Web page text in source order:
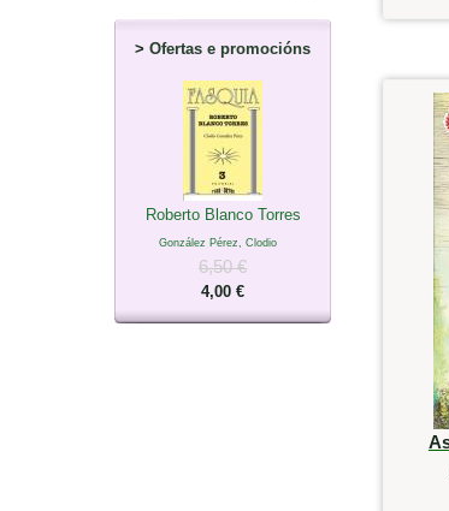
> Ofertas e promocións
Roberto Blanco Torres
González Pérez, Clodio
6,50 €
4,00 €